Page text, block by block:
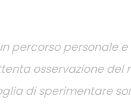
percorso personale
osservazione
di sperimentare